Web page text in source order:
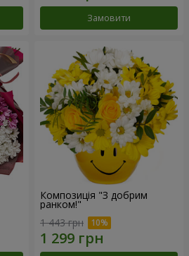
Замовити
Композиція "З добрим
ранком!"
1 443 грн